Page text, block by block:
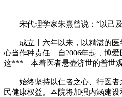
宋代理学家朱熹曾说：“以己及
成立十六年以来，以精湛的医学
心当作种责任，自2006年起，博
这***，本着医者悬壶济世的普世
始终坚持以仁者之心、行医者之
民健康权益。本院将加强内涵建